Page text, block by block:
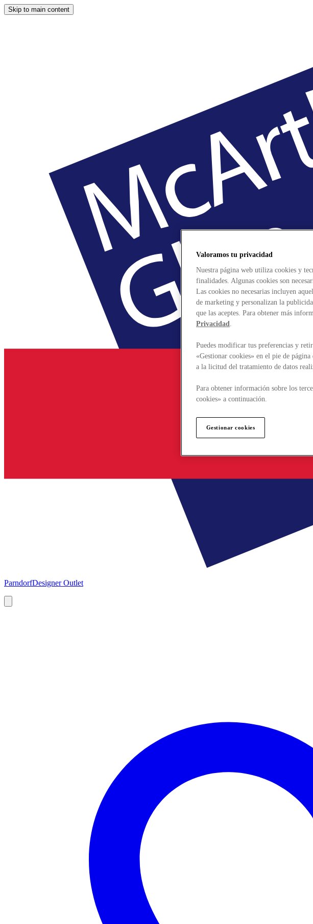
Skip to main content
ParndorfDesigner Outlet
Valoramos tu privacidad
Nuestra página web utiliza cookies y
finalidades. Algunas cookies son
Las cookies no necesarias incluyen
de marketing y personalizan la
que las aceptes. Para obtener más
Privacidad.
Puedes modificar tus preferencias y
«Gestionar cookies» en el pie de
a la licitud del tratamiento de datos
Para obtener información sobre los
cookies» a continuación.
Gestionar cookies